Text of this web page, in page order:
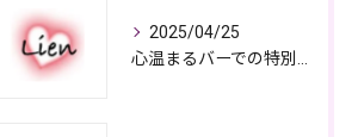
2025/04/25